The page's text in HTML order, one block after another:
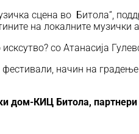
сцена во Битола“,
на локалните музички
со Атанасија
начин на
дом-КИЦ Битола, партнери